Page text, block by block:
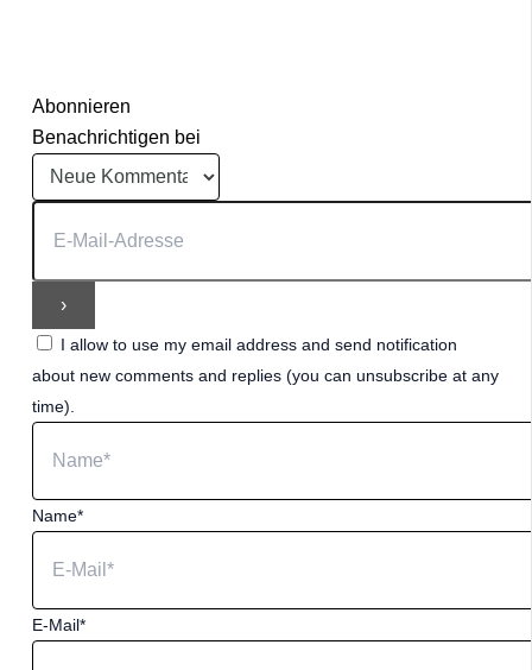
Abonnieren
Benachrichtigen bei
I allow to use my email address and send notification
about new comments and replies (you can unsubscribe at any
time).
Name*
E-Mail*